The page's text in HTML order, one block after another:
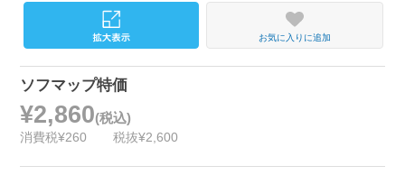
お気に入りに追加
ソフマップ特価
¥2,860(税込)
消費税¥260 税抜¥2,600